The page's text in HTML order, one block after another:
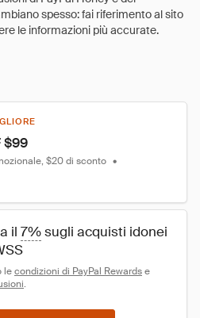
$99
$20 di sconto •
il 7% sugli acquisti idonei
le condizioni di PayPal Rewards e
.